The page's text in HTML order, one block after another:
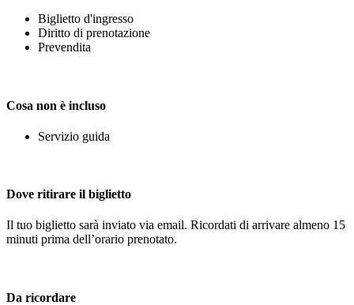
Biglietto d'ingresso
Diritto di prenotazione
Prevendita
Cosa non è incluso
Servizio guida
Dove ritirare il biglietto
Il tuo biglietto sarà inviato via email. Ricordati di arrivare almeno 15
minuti prima dell’orario prenotato.
Da ricordare